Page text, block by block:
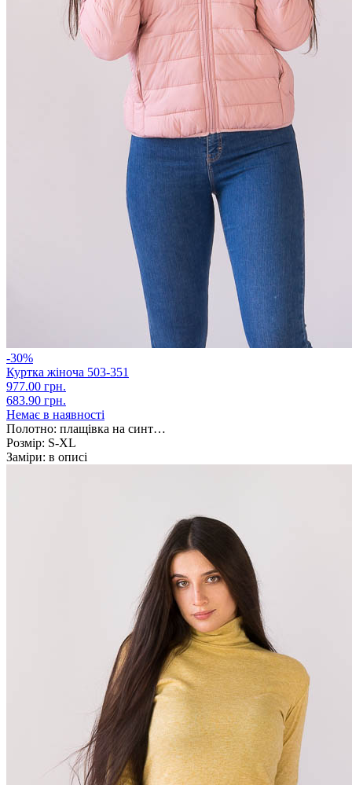
-30%
Куртка жіноча 503-351
977.00 грн.
683.90 грн.
Немає в наявності
Полотно: плащівка на синт…
Розмір: S-XL
Заміри: в описі